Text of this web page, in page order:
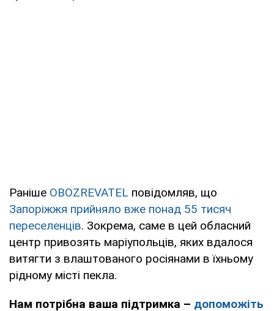
Раніше OBOZREVATEL повідомляв, що
Запоріжжя прийняло вже понад 55 тисяч
переселенців. Зокрема, саме в цей обласний
центр привозять маріупольців, яких вдалося
витягти з влаштованого росіянами в їхньому
рідному місті пекла.
Нам потрібна ваша підтримка – допоможіть